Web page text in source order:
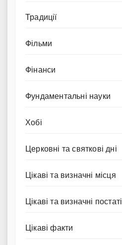
Традиції
Фільми
Фінанси
Фундаментальні науки
Хобі
Церковні та святкові дні
Цікаві та визначні місця
Цікаві та визначні постаті
Цікаві факти